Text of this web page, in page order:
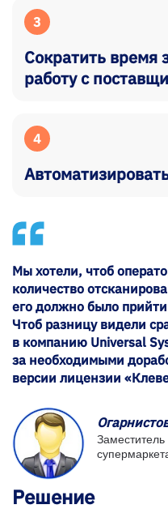
3
Сократить время
работу с
4
Мы хотели, чтоб
количество
его должно было
Чтоб разницу видели
в компанию Universal
за необходимыми
версии лицензии
Решение